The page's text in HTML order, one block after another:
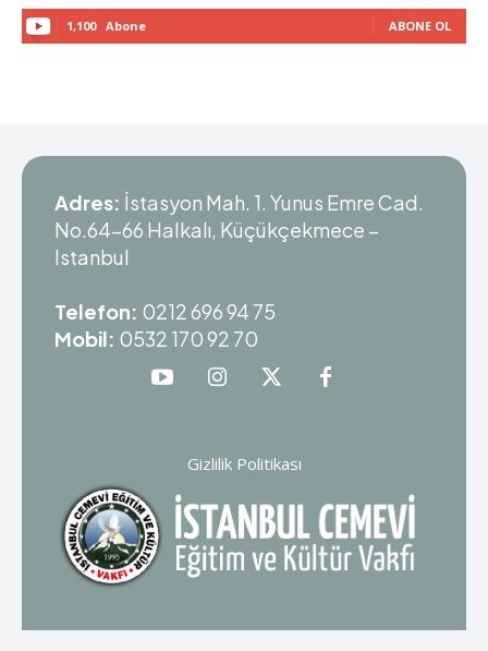
1,100 Abone ABONE OL
Adres: İstasyon Mah. 1. Yunus Emre Cad.
No.64-66 Halkalı, Küçükçekmece –
Istanbul
Telefon: 0212 696 94 75
Mobil: 0532 170 92 70
Gizlilik Politikası